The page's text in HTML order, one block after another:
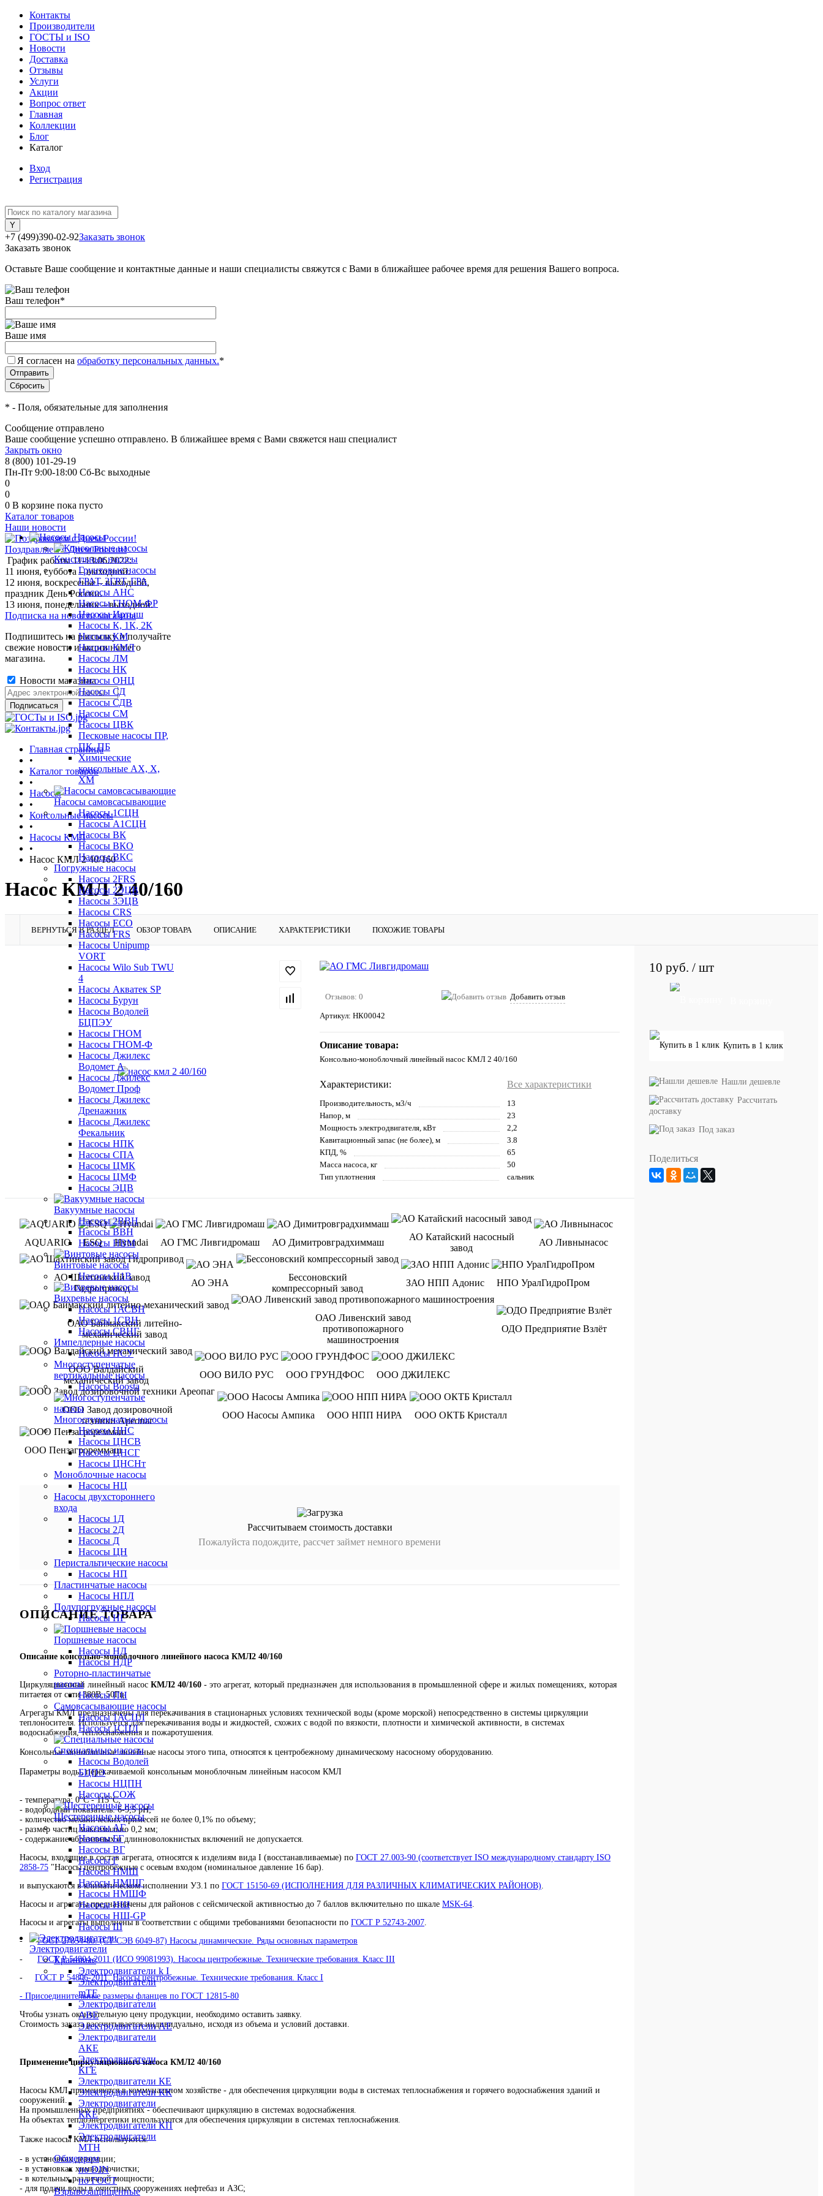
Контакты
Производители
ГОСТЫ и ISO
Новости
Доставка
Отзывы
Услуги
Акции
Вопрос ответ
Главная
Коллекции
Блог
Каталог
Вход
Регистрация
+7 (499)390-02-92Заказать звонок
Заказать звонок
Оставьте Ваше сообщение и контактные данные и наши специалисты свяжутся с Вами в ближайшее рабочее время для решения Вашего вопроса.
Ваш телефон*
Ваше имя
Я согласен на обработку персональных данных.*
* - Поля, обязательные для заполнения
Сообщение отправлено
Ваше сообщение успешно отправлено. В ближайшее время с Вами свяжется наш специалист
Закрыть окно
8 (800) 101-29-19
Пн-Пт 9:00-18:00 Сб-Вс выходные
0
0
0 В корзине пока пусто
Каталог товаров
Насосы
Консольные насосы
Грунтовые насосы
ГРАТ, 2ГРТ, ГРА
Насосы АНС
Насосы ГНОМ-ФР
Насосы Иртыш
Насосы К, 1К, 2К
Насосы КМ
Насосы КМЛ
Насосы ЛМ
Насосы НК
Насосы ОНЦ
Насосы СД
Насосы СДВ
Насосы СМ
Насосы ЦВК
Песковые насосы ПР,
ПК, ПБ
Химические
консольные АХ, Х,
ХМ
Насосы самовсасывающие
Насосы 1СЦН
Насосы А1СЦН
Насосы ВК
Насосы ВКО
Насосы ВКС
Погружные насосы
Насосы 2FRS
Насосы 2ЭЦВ
Насосы 3ЭЦВ
Насосы CRS
Насосы ECO
Насосы FRS
Насосы Unipump
VORT
Насосы Wilo Sub TWU
4
Насосы Акватек SP
Насосы Бурун
Насосы Водолей
БЦПЭУ
Насосы ГНОМ
Насосы ГНОМ-Ф
Насосы Джилекс
Водомет А
Насосы Джилекс
Водомет Проф
Насосы Джилекс
Дренажник
Насосы Джилекс
Фекальник
Насосы НПК
Насосы СПА
Насосы ЦМК
Насосы ЦМФ
Насосы ЭЦВ
Вакуумные насосы
Насосы 2ВВН
Насосы ВВН
Насосы НВМ
Винтовые насосы
Насосы Н1В
Вихревые насосы
Насосы 1АСВН
Насосы 1СВН
Насосы СВНГ
Импеллерные насосы
Насосы НСУ
Многоступенчатые
вертикальные насосы
Насосы Boosta
Многоступенчатые насосы
Насосы ЦНС
Насосы ЦНСВ
Насосы ЦНСГ
Насосы ЦНСНт
Моноблочные насосы
Насосы НЦ
Насосы двухстороннего
входа
Насосы 1Д
Насосы 2Д
Насосы Д
Насосы ЦН
Перистальтические насосы
Насосы НП
Пластинчатые насосы
Насосы НПЛ
Полупогружные насосы
Насосы НГ
Поршневые насосы
Насосы НД
Насосы НДР
Роторно-пластинчатые
насосы
Насосы ПН
Самовсасывающие насосы
Насосы 1АСЦЛ
Насосы 1СЦЛ
Специальные насосы
Насосы Водолей
БЦПЭ
Насосы НЦПН
Насосы СОЖ
Шестеренные насосы
Насосы АГ
Насосы БГ
Насосы ВГ
Насосы Г
Насосы НМШ
Насосы НМШГ
Насосы НМШФ
Насосы НШ
Насосы НШ-GP
Насосы Ш
Электродвигатели
Крановые
Электродвигатели k I
Электродвигатели
mTF
Электродвигатели
АВЕ
Электродвигатели АЕ
Электродвигатели
АКЕ
Электродвигатели
КГЕ
Электродвигатели КЕ
Электродвигатели КК
Электродвигатели
ККЕ
Электродвигатели КП
Электродвигатели
МТН
Общепром
по DIN
по ГОСТ
Взрывозащищенные
Наши новости
Поздравляем с Днем России!
График работы 11-13.06.2022:
11 июня, суббота – выходной.
12 июня, воскресенье – выходной,
праздник День России.
13 июня, понедельник – выходной.
Подписка на новости магазина
Подпишитесь на рассылку и получайте
свежие новости и акции нашего
магазина.
Новости магазина
Главная страница
•
Каталог товаров
•
Насосы
•
Консольные насосы
•
Насосы КМЛ
•
Насос КМЛ 2 40/160
Насос КМЛ 2 40/160
ВЕРНУТЬСЯ В РАЗДЕЛ ОБЗОР ТОВАРА ОПИСАНИЕ ХАРАКТЕРИСТИКИ ПОХОЖИЕ ТОВАРЫ
Отзывов: 0 Добавить отзыв
Артикул: НК00042
Описание товара:
Консольно-моноблочный линейный насос КМЛ 2 40/160
Характеристики: Все характеристики
Производительность, м3/ч
13
Напор, м
23
Мощность электродвигателя, кВт
2,2
Кавитационный запас (не более), м
3.8
КПД, %
65
Масса насоса, кг
50
Тип уплотнения
сальник
AQUARIO ESQ Hyundai АО ГМС Ливгидромаш АО Димитровградхиммаш
АО Катайский насосный
завод
АО Ливнынасос
АО Шахтинский завод
Гидропривод
АО ЭНА
Бессоновский
компрессорный завод
ЗАО НПП Адонис НПО УралГидроПром
ОАО Баймакский литейно-
механический завод
ОАО Ливенский завод
противопожарного
машиностроения
ОДО Предприятие Взлёт
ООО Валдайский
механический завод
ООО ВИЛО РУС ООО ГРУНДФОС ООО ДЖИЛЕКС
ООО Завод дозировочной
техники Ареопаг
ООО Насосы Ампика ООО НПП НИРА ООО ОКТБ Кристалл
ООО Пензагрореммаш
Рассчитываем стоимость доставки
Пожалуйста подождите, рассчет займет немного времени
ОПИСАНИЕ ТОВАРА
Описание консольно-моноблочного линейного насоса КМЛ2 40/160
Циркуляционный линейный насос КМЛ2 40/160 - это агрегат, который предназначен для использования в промышленной сфере и жилых помещениях, которая
питается от сети 380В, 50Гц.
Агрегаты КМЛ предназначены для перекачивания в стационарных условиях технической воды (кроме морской) непосредственно в системы циркуляции
теплоносителя. Используется для перекачивания воды и жидкостей, схожих с водой по вязкости, плотности и химической активности, в системах
водоснабжения, теплоснабжения и пожаротушения.
Консольные моноблочные линейные насосы этого типа, относятся к центробежному динамическому насосному оборудованию.
Параметры воды, перекачиваемой консольным моноблочным линейным насосом КМЛ
- температура: 0°C - 115°C;
- водородный показатель: 6-9,5 pH;
- количество механических примесей не более 0,1% по объему;
- размер частиц максимально 0,2 мм;
- содержание абразивных и длинноволокнистых включений не допускается.
Насосы, входящие в состав агрегата, относятся к изделиям вида I (восстанавливаемые) по ГОСТ 27.003-90 (соответствует ISO международному стандарту ISO
2858-75 "Насосы центробежные с осевым входом (номинальное давление 16 бар).
и выпускаются в климатическом исполнении У3.1 по ГОСТ 15150-69 (ИСПОЛНЕНИЯ ДЛЯ РАЗЛИЧНЫХ КЛИМАТИЧЕСКИХ РАЙОНОВ)
Насосы и агрегаты предназначены для районов с сейсмической активностью до 7 баллов включительно по шкале MSK-64
Насосы и агрегаты выполнены в соответствии с общими требованиями безопасности по ГОСТ Р 52743-2007
-ГОСТ 27854-88. (СТ СЭВ 6049-87) Насосы динамические. Ряды основных параметров
- ГОСТ Р 54804-2011 (ИСО 99081993). Насосы центробежные. Технические требования. Класс III
- ГОСТ Р 54806-2011. Насосы центробежные. Технические требования. Класс I
- Присоединительные размеры фланцев по ГОСТ 12815-80
Чтобы узнать окончательную цену продукции, необходимо оставить заявку.
Стоимость заказа рассчитывается индивидуально, исходя из объема и условий доставки.
Применение циркуляционного насоса КМЛ2 40/160
Насосы КМЛ применяются в коммунальном хозяйстве - для обеспечения циркуляции воды в системах теплоснабжения и горячего водоснабжения зданий и
сооружений.
На промышленных предприятиях - обеспечивают циркуляцию в системах водоснабжения.
На объектах теплоэнергетики используются для обеспечения циркуляции в системах теплоснабжения.
Также насосы КМЛ используются:
- в установках деаэрации;
- в установках химводоочистки;
- в котельных различной мощности;
- для подачи воды в очистных сооружениях нефтебаз и АЗС;
10 руб. / шт
Купить в 1 клик
Нашли дешевле
Рассчитать
доставку
Под заказ
Поделиться